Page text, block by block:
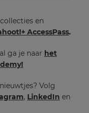
en
AccessPass.
ga je naar het
Volg
, LinkedIn en